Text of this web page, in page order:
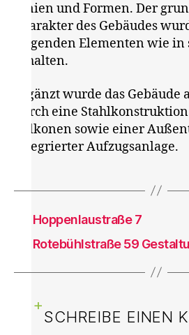
Linien und Formen. Der
Charakter des Gebäudes
tragenden Elementen wie in
erhalten.
Ergänzt wurde das Gebäude
durch eine
Balkonen sowie einer
integrierter Aufzugsanlage.
Hoppenlaustraße 7
Rotebühlstraße 59
SCHREIBE EINEN